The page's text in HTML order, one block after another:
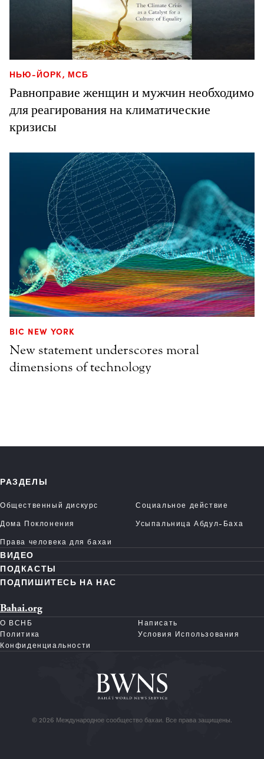
НЬЮ-ЙОРК, МСБ
Равноправие женщин и мужчин необходимо
для реагирования на климатические
кризисы
BIC NEW YORK
New statement underscores moral
dimensions of technology
РАЗДЕЛЫ
Общественный дискурс
Социальное действие
Дома Поклонения
Усыпальница Абдул-Баха
Права человека для бахаи
ВИДЕО
ПОДКАСТЫ
ПОДПИШИТЕСЬ НА НАС
Bahai.org
О ВСНБ
Написать
Политика
Конфиденциальности
Условия Использования
© 2026 Международное сообщество бахаи. Все права защищены.